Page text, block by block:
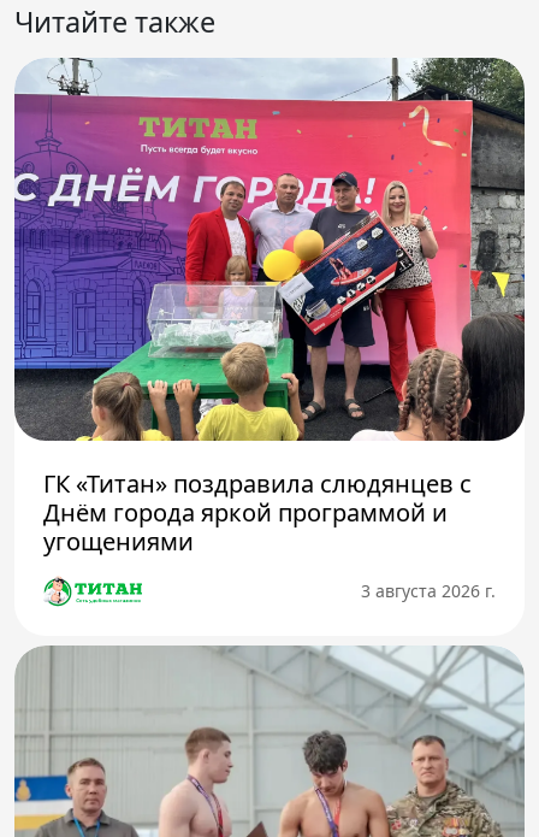
Читайте также
ГК «Титан» поздравила слюдянцев с
Днём города яркой программой и
угощениями
3 августа 2026 г.